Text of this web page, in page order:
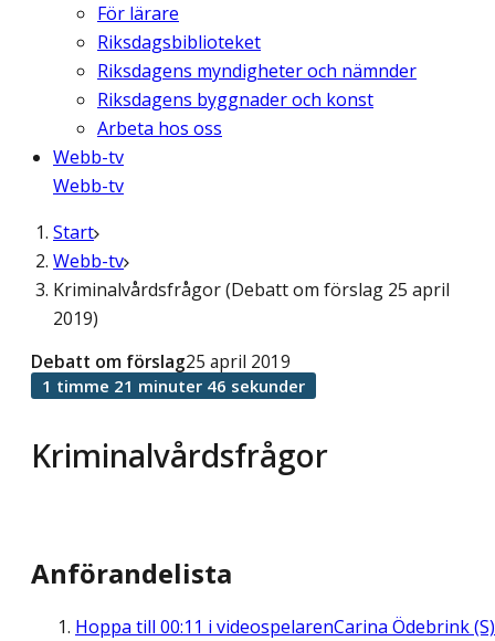
För lärare
Riksdagsbiblioteket
Riksdagens myndigheter och nämnder
Riksdagens byggnader och konst
Arbeta hos oss
Webb-tv
Webb-tv
Start
Webb-tv
Kriminalvårdsfrågor (Debatt om förslag 25 april
2019)
Kriminalvårdsfrågor
Debatt om förslag25 april 2019
1 timme 21 minuter 46 sekunder
Anförandelista
Hoppa till 00:11 i videospelarenCarina Ödebrink (S)